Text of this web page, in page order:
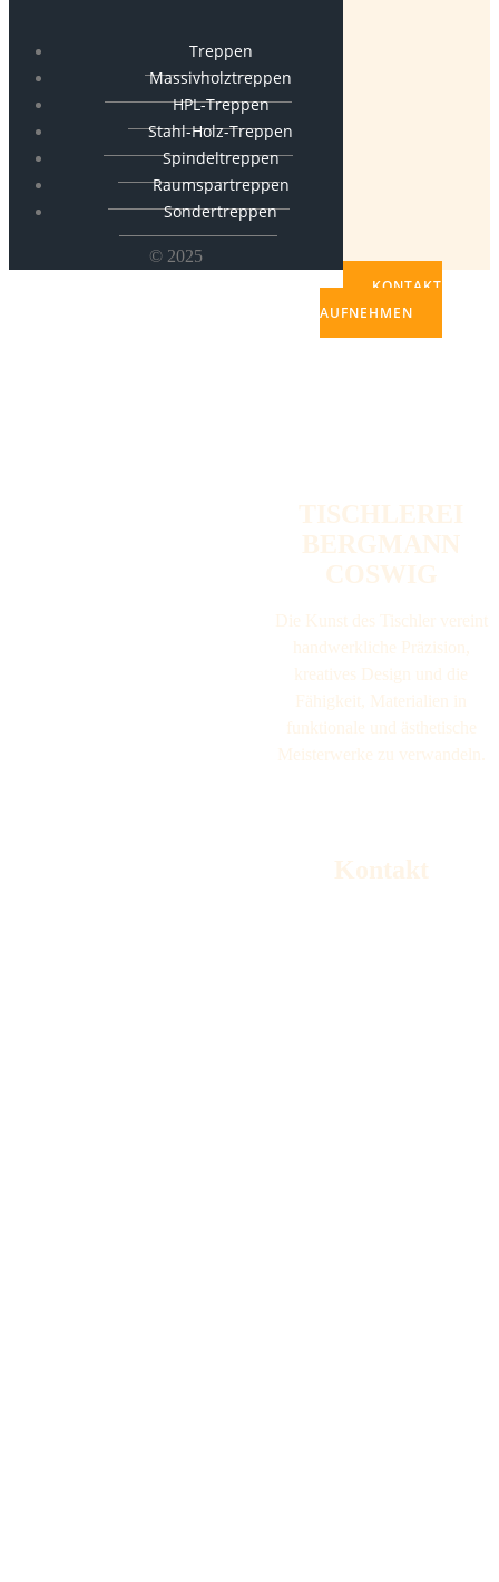
Treppen
Massivholztreppen
HPL-Treppen
Stahl-Holz-Treppen
Spindeltreppen
Raumspartreppen
Sondertreppen
© 2025
KONTAKT
AUFNEHMEN
TISCHLEREI
BERGMANN
COSWIG
Die Kunst des Tischler vereint
handwerkliche Präzision,
kreatives Design und die
Fähigkeit, Materialien in
funktionale und ästhetische
Meisterwerke zu verwandeln.
Kontakt